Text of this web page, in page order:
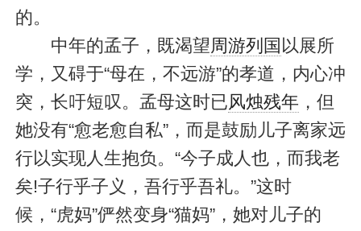
的。
中年的孟子，既渴望 周游列国 以展所
学，又碍于“母在，不远游”的孝道，内心冲
突，长吁短叹。孟母这时已风烛残年 ，但
她没有“愈老愈自私”，而是鼓励儿子离家远
行以实现人生抱负。“今子成人也，而我老
矣!子行乎子义，吾行乎吾礼。”这时
候，“虎妈”俨然变身“猫妈”，她对儿子的